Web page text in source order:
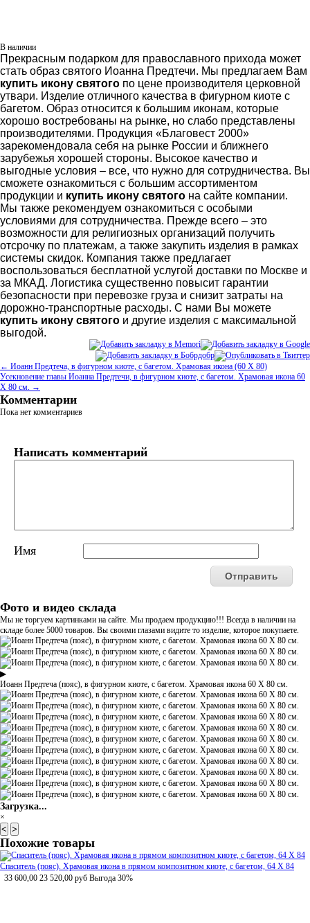
В наличии
Прекрасным подарком для православного прихода может
стать образ святого Иоанна Предтечи. Мы предлагаем Вам
купить икону святого по цене производителя церковной
утвари. Изделие отличного качества в фигурном киоте с
багетом. Образ относится к большим иконам, которые
хорошо востребованы на рынке, но слабо представлены
производителями. Продукция «Благовест 2000»
зарекомендовала себя на рынке России и ближнего
зарубежья хорошей стороны. Высокое качество и
выгодные условия – все, что нужно для сотрудничества. Вы
сможете ознакомиться с большим ассортиментом
продукции и купить икону святого на сайте компании.
Мы также рекомендуем ознакомиться с особыми
условиями для сотрудничества. Прежде всего – это
возможности для религиозных организаций получить
отсрочку по платежам, а также закупить изделия в рамках
системы скидок. Компания также предлагает
воспользоваться бесплатной услугой доставки по Москве и
за МКАД. Логистика существенно повысит гарантии
безопасности при перевозке груза и снизит затраты на
дорожно-транспортные расходы. С нами Вы можете
купить икону святого и другие изделия с максимальной
выгодой.
← Иоанн Предтеча, в фигурном киоте, с багетом. Храмовая икона (60 Х 80)
Усекновение главы Иоанна Предтечи, в фигурном киоте, с багетом. Храмовая икона 60
Х 80 см. →
Комментарии
Пока нет комментариев
Написать комментарий
Имя
Фото и видео склада
Мы не торгуем картинками на сайте. Мы продаем продукцию!!! Всегда в наличии на
складе более 5000 товаров. Вы своими глазами видите то изделие, которое покупаете.
▶
Иоанн Предтеча (пояс), в фигурном киоте, с багетом. Храмовая икона 60 Х 80 см.
Загрузка...
×
< >
Похожие товары
Спаситель (пояс). Храмовая икона в прямом композитном киоте, с багетом, 64 Х 84
33 600,00 23 520,00 руб Выгода 30%